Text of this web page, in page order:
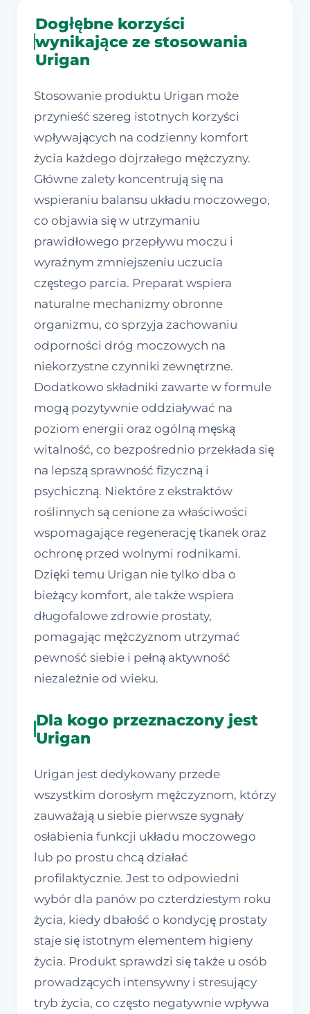
Dogłębne korzyści
wynikające ze stosowania
Urigan
Stosowanie produktu Urigan może
przynieść szereg istotnych korzyści
wpływających na codzienny komfort
życia każdego dojrzałego mężczyzny.
Główne zalety koncentrują się na
wspieraniu balansu układu moczowego,
co objawia się w utrzymaniu
prawidłowego przepływu moczu i
wyraźnym zmniejszeniu uczucia
częstego parcia. Preparat wspiera
naturalne mechanizmy obronne
organizmu, co sprzyja zachowaniu
odporności dróg moczowych na
niekorzystne czynniki zewnętrzne.
Dodatkowo składniki zawarte w formule
mogą pozytywnie oddziaływać na
poziom energii oraz ogólną męską
witalność, co bezpośrednio przekłada się
na lepszą sprawność fizyczną i
psychiczną. Niektóre z ekstraktów
roślinnych są cenione za właściwości
wspomagające regenerację tkanek oraz
ochronę przed wolnymi rodnikami.
Dzięki temu Urigan nie tylko dba o
bieżący komfort, ale także wspiera
długofalowe zdrowie prostaty,
pomagając mężczyznom utrzymać
pewność siebie i pełną aktywność
niezależnie od wieku.
Dla kogo przeznaczony jest
Urigan
Urigan jest dedykowany przede
wszystkim dorosłym mężczyznom, którzy
zauważają u siebie pierwsze sygnały
osłabienia funkcji układu moczowego
lub po prostu chcą działać
profilaktycznie. Jest to odpowiedni
wybór dla panów po czterdziestym roku
życia, kiedy dbałość o kondycję prostaty
staje się istotnym elementem higieny
życia. Produkt sprawdzi się także u osób
prowadzących intensywny i stresujący
tryb życia, co często negatywnie wpływa